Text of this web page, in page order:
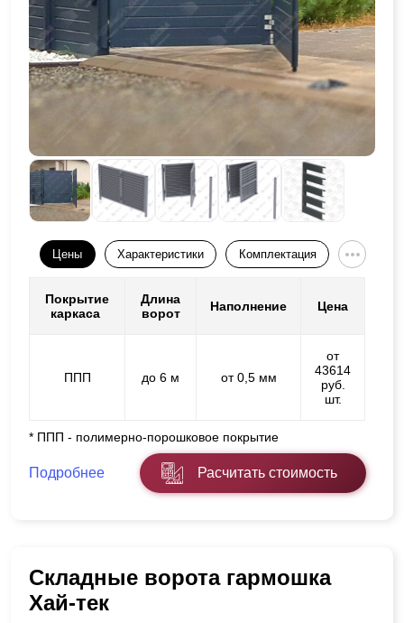
Цены Характеристики Комплектация
Покрытие
каркаса
Длина
ворот
Наполнение Цена
ППП до 6 м от 0,5 мм
от
43614
руб.
шт.
* ППП - полимерно-порошковое покрытие
Подробнее Расчитать стоимость
Складные ворота гармошка
Хай-тек